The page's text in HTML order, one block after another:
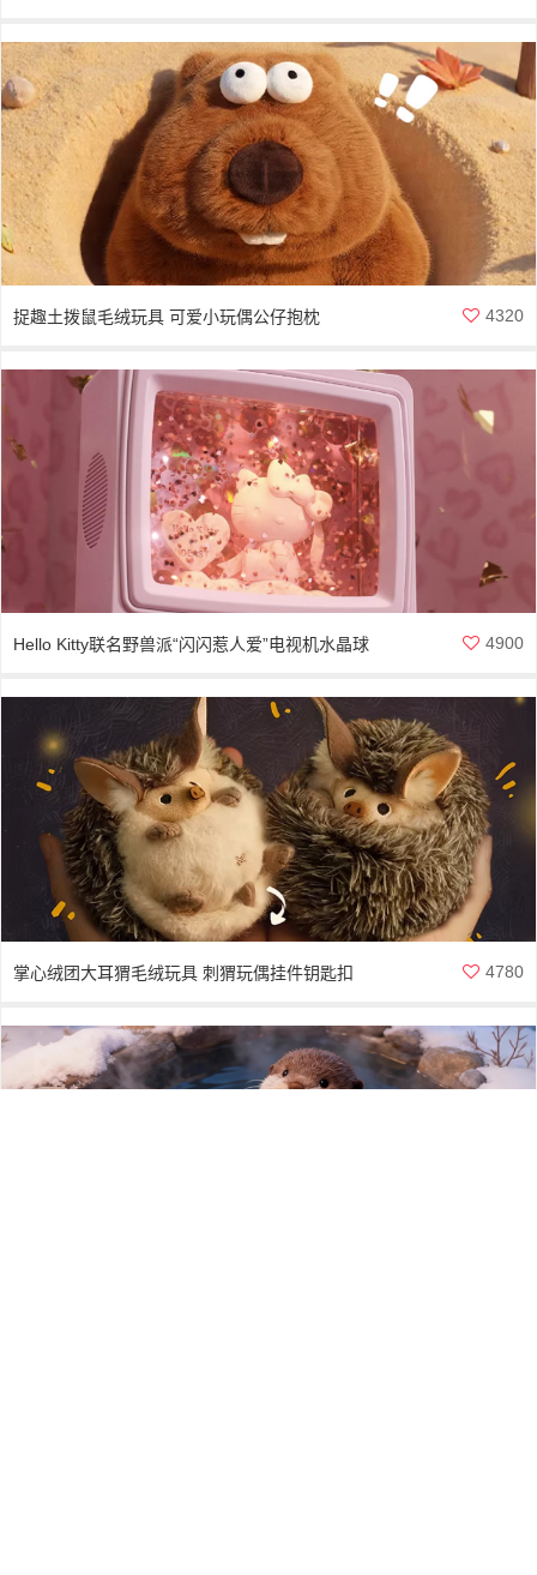
捉趣土拨鼠毛绒玩具 可爱小玩偶公仔抱枕 4320
Hello Kitty联名野兽派“闪闪惹人爱”电视机水晶球
——把童话装进复古TV的浪漫暴击
4900
掌心绒团大耳猬毛绒玩具 刺猬玩偶挂件钥匙扣 4780